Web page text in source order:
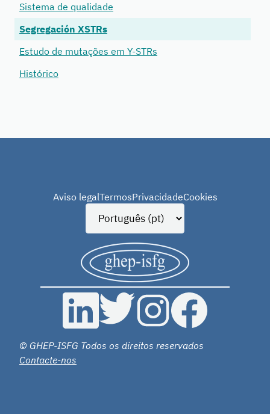
Sistema de qualidade
Segregación XSTRs
Estudo de mutações em Y-STRs
Histórico
Aviso legalTermosPrivacidadeCookies
© GHEP-ISFG Todos os direitos reservados
Contacte-nos